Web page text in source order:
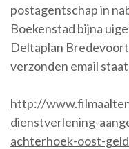
postagentschap in
Boekenstad bijna
Deltaplan
verzonden email
http://
dienstverlening-
achterhoek-oost-